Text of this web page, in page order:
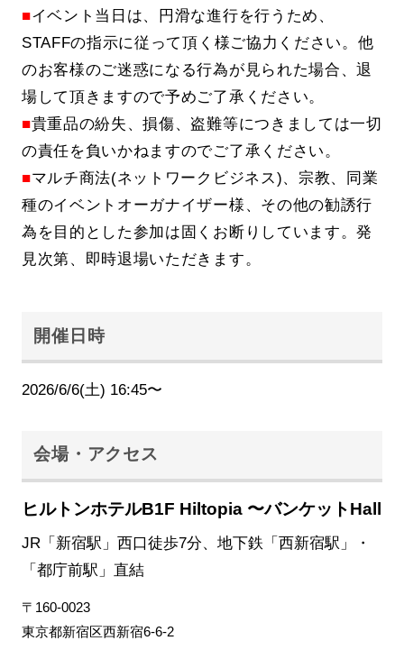
■イベント当日は、円滑な進行を行うため、
STAFFの指示に従って頂く様ご協力ください。他
のお客様のご迷惑になる行為が見られた場合、退
場して頂きますので予めご了承ください。
■貴重品の紛失、損傷、盗難等につきましては一切
の責任を負いかねますのでご了承ください。
■マルチ商法(ネットワークビジネス)、宗教、同業
種のイベントオーガナイザー様、その他の勧誘行
為を目的とした参加は固くお断りしています。発
見次第、即時退場いただきます。
開催日時
2026/6/6(土) 16:45〜
会場・アクセス
ヒルトンホテルB1F Hiltopia 〜バンケットHall
JR「新宿駅」西口徒歩7分、地下鉄「西新宿駅」・
「都庁前駅」直結
〒160-0023
東京都新宿区西新宿6-6-2